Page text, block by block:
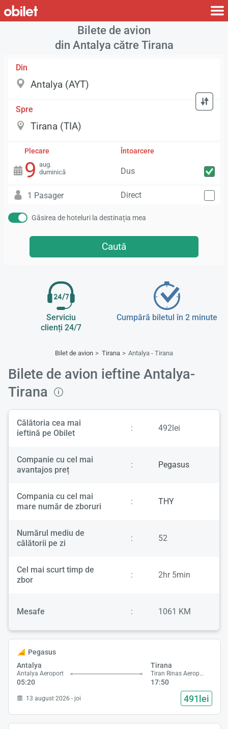
Bilete de avion
din Antalya către Tirana
Din
Spre
Plecare
9 aug.
duminică
Întoarcere
Dus
1 Pasager Direct
Găsirea de hoteluri la destinația mea
Caută
Serviciu
clienți 24/7
Cumpără biletul în 2 minute
Bilet de avion Tirana Antalya - Tirana
Bilete de avion ieftine Antalya-
Tirana
Călătoria cea mai
ieftină pe Obilet
: 492lei
Companie cu cel mai
avantajos preț
: Pegasus
Compania cu cel mai
mare număr de zboruri
: THY
Numărul mediu de
călătorii pe zi
: 52
Cel mai scurt timp de
zbor
: 2hr 5min
Mesafe : 1061 KM
Pegasus
Antalya
Antalya Aeroport
05:20
Tirana
Tiran Rinas Aeroport
17:50
13 august 2026 - joi 491lei